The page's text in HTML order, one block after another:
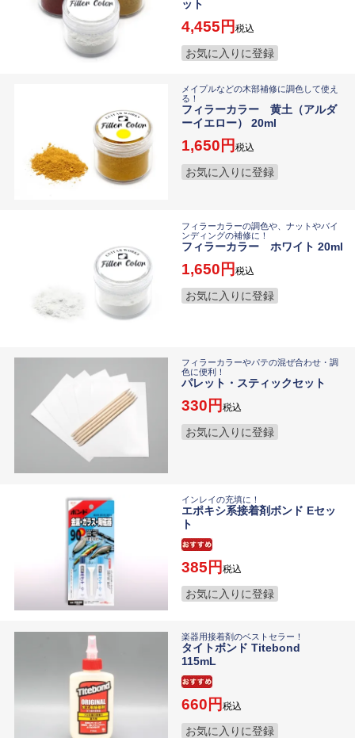
ット
4,455 税込
お気に入りに登録
メイプルなどの木部補修に調色して使え
る！
フィラーカラー 黄土（アルダ
ーイエロー） 20ml
1,650 税込
お気に入りに登録
フィラーカラーの調色や、ナットやバイ
ンディングの補修に！
フィラーカラー ホワイト 20ml
1,650 税込
お気に入りに登録
フィラーカラーやパテの混ぜ合わせ・調
色に便利！
パレット・スティックセット
330 税込
お気に入りに登録
インレイの充填に！
エポキシ系接着剤ボンド Eセッ
ト
385 税込
お気に入りに登録
楽器用接着剤のベストセラー！
タイトボンド Titebond
115mL
660 税込
お気に入りに登録